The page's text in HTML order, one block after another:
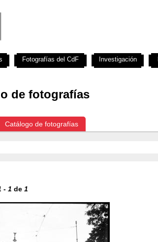
de fotografías
Catálogo de fotografías
- 1 de 1
Fotografías del CdF Investigación